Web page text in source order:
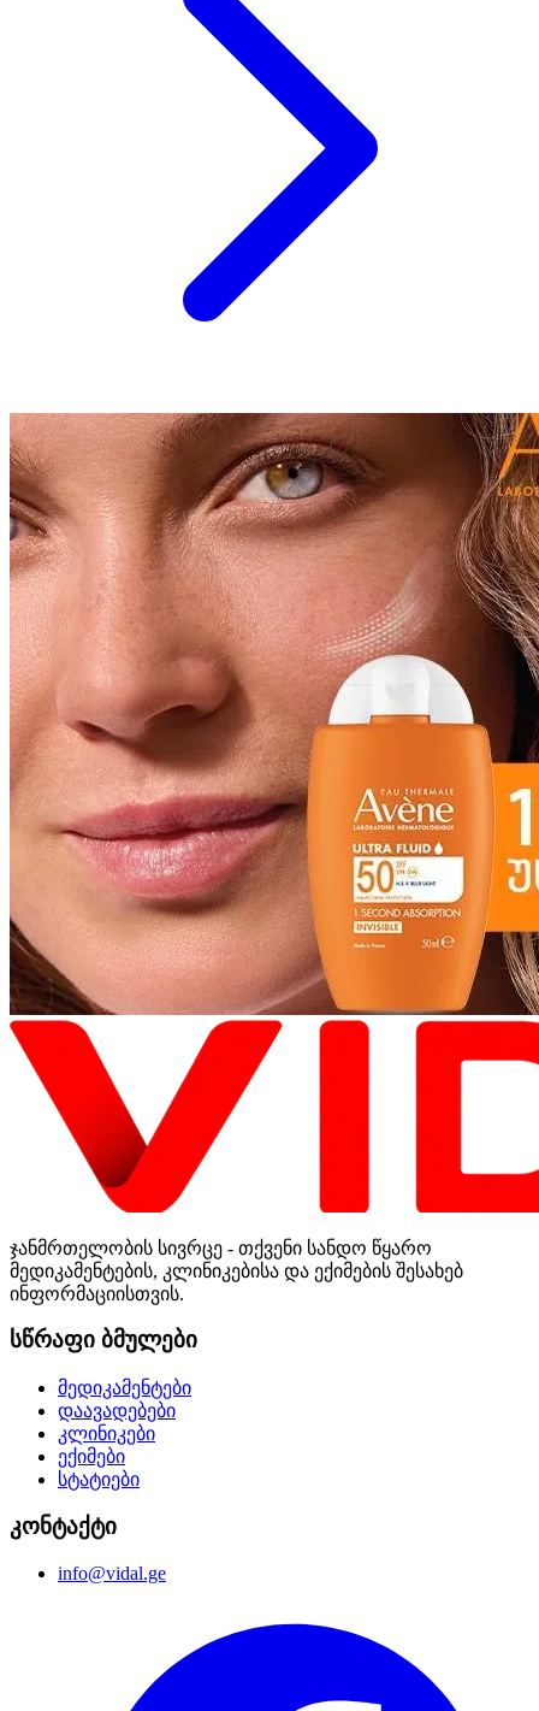
ჯანმრთელობის სივრცე - თქვენი სანდო წყარო
მედიკამენტების, კლინიკებისა და ექიმების შესახებ
ინფორმაციისთვის.
სწრაფი ბმულები
მედიკამენტები
დაავადებები
კლინიკები
ექიმები
სტატიები
კონტაქტი
info@vidal.ge